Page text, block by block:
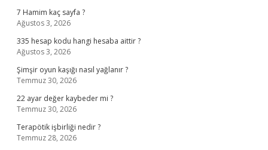
7 Hamim kaç sayfa ?
Ağustos 3, 2026
335 hesap kodu hangi hesaba aittir ?
Ağustos 3, 2026
Şimşir oyun kaşığı nasıl yağlanır ?
Temmuz 30, 2026
22 ayar değer kaybeder mi ?
Temmuz 30, 2026
Terapötik işbirliği nedir ?
Temmuz 28, 2026